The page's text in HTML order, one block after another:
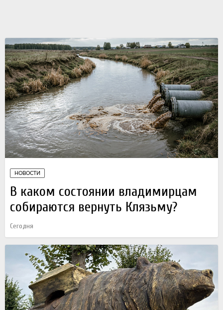
НОВОСТИ
В каком состоянии владимирцам
собираются вернуть Клязьму?
Сегодня